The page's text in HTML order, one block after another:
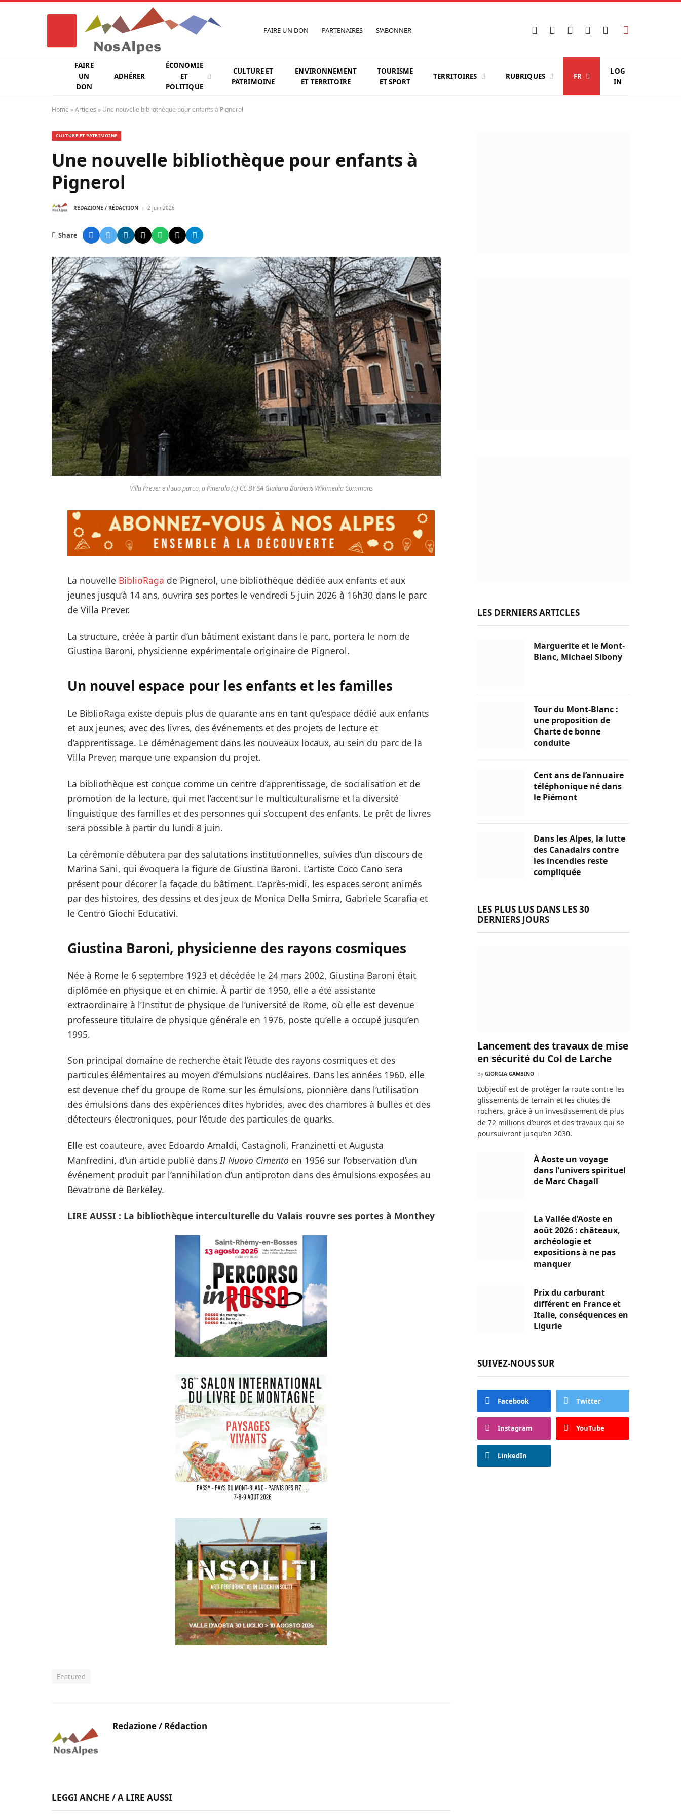
FAIRE UN DON PARTENAIRES S'ABONNER Facebook
X
Instagram
YouTubeLinkedIn
FAIRE
UN
DON
ADHÉRER
ÉCONOMIE
ET
POLITIQUE
CULTURE ET
PATRIMOINE
ENVIRONNEMENT
ET TERRITOIRE
TOURISME
ET SPORT
TERRITOIRES RUBRIQUES FR
LOG
IN
Home »Articles » Une nouvelle bibliothèque pour enfants à Pignerol
CULTURE ET PATRIMOINE
Une nouvelle bibliothèque pour enfants à
Pignerol
REDAZIONE / RÉDACTION 2 juin 2026
Share
Villa Prever e il suo parco, a Pinerolo (c) CC BY SA Giuliana Barberis Wikimedia Commons
La nouvelle BiblioRaga de Pignerol, une bibliothèque dédiée aux enfants et aux
jeunes jusqu’à 14 ans, ouvrira ses portes le vendredi 5 juin 2026 à 16h30 dans le parc
de Villa Prever.
La structure, créée à partir d’un bâtiment existant dans le parc, portera le nom de
Giustina Baroni, physicienne expérimentale originaire de Pignerol.
Un nouvel espace pour les enfants et les familles
Le BiblioRaga existe depuis plus de quarante ans en tant qu’espace dédié aux enfants
et aux jeunes, avec des livres, des événements et des projets de lecture et
d’apprentissage. Le déménagement dans les nouveaux locaux, au sein du parc de la
Villa Prever, marque une expansion du projet.
La bibliothèque est conçue comme un centre d’apprentissage, de socialisation et de
promotion de la lecture, qui met l’accent sur le multiculturalisme et la diversité
linguistique des familles et des personnes qui s’occupent des enfants. Le prêt de livres
sera possible à partir du lundi 8 juin.
La cérémonie débutera par des salutations institutionnelles, suivies d’un discours de
Marina Sani, qui évoquera la figure de Giustina Baroni. L’artiste Coco Cano sera
présent pour décorer la façade du bâtiment. L’après-midi, les espaces seront animés
par des histoires, des dessins et des jeux de Monica Della Smirra, Gabriele Scarafia et
le Centro Giochi Educativi.
Giustina Baroni, physicienne des rayons cosmiques
Née à Rome le 6 septembre 1923 et décédée le 24 mars 2002, Giustina Baroni était
diplômée en physique et en chimie. À partir de 1950, elle a été assistante
extraordinaire à l’Institut de physique de l’université de Rome, où elle est devenue
professeure titulaire de physique générale en 1976, poste qu’elle a occupé jusqu’en
1995.
Son principal domaine de recherche était l’étude des rayons cosmiques et des
particules élémentaires au moyen d’émulsions nucléaires. Dans les années 1960, elle
est devenue chef du groupe de Rome sur les émulsions, pionnière dans l’utilisation
des émulsions dans des expériences dites hybrides, avec des chambres à bulles et des
détecteurs électroniques, pour l’étude des particules de quarks.
Elle est coauteure, avec Edoardo Amaldi, Castagnoli, Franzinetti et Augusta
Manfredini, d’un article publié dansIl Nuovo Cimento en 1956 sur l’observation d’un
événement produit par l’annihilation d’un antiproton dans des émulsions exposées au
Bevatrone de Berkeley.
LIRE AUSSI : La bibliothèque interculturelle du Valais rouvre ses portes à Monthey
Featured
Redazione / Rédaction
LEGGI ANCHE / A LIRE AUSSI
LES DERNIERS ARTICLES
Marguerite et le Mont-
Blanc, Michael Sibony
Tour du Mont-Blanc :
une proposition de
Charte de bonne
conduite
Cent ans de l’annuaire
téléphonique né dans
le Piémont
Dans les Alpes, la lutte
des Canadairs contre
les incendies reste
compliquée
LES PLUS LUS DANS LES 30
DERNIERS JOURS
Lancement des travaux de mise
en sécurité du Col de Larche
By GIORGIA GAMBINO
L’objectif est de protéger la route contre les
glissements de terrain et les chutes de
rochers, grâce à un investissement de plus
de 72 millions d’euros et des travaux qui se
poursuivront jusqu’en 2030.
À Aoste un voyage
dans l’univers spirituel
de Marc Chagall
La Vallée d’Aoste en
août 2026 : châteaux,
archéologie et
expositions à ne pas
manquer
Prix du carburant
différent en France et
Italie, conséquences en
Ligurie
SUIVEZ-NOUS SUR
Facebook Twitter
Instagram YouTube
LinkedIn